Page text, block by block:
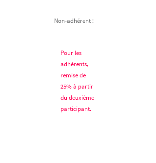
Non-adhérent :
Pour les
adhérents,
remise de
25% à partir
du deuxième
participant.